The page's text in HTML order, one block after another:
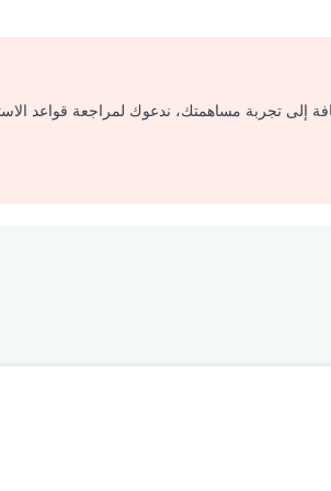
إلى تجربة مساهمتك، ندعوك لمراجعة قواعد